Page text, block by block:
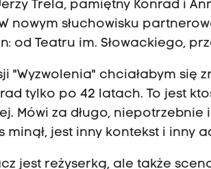
Trela, pamiętny Konrad i
nowym słuchowisku
od Teatru im. Słowackiego,
"Wyzwolenia" chciałabym się
tylko po 42 latach. To jest
Mówi za długo,
minął, jest inny kontekst i inny
jest reżyserką, ale także